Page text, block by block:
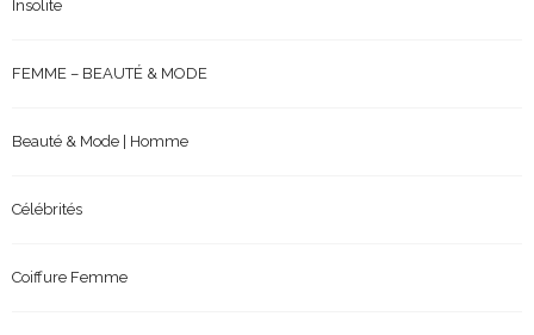
Insolite
FEMME – BEAUTÉ & MODE
Beauté & Mode | Homme
Célébrités
Coiffure Femme